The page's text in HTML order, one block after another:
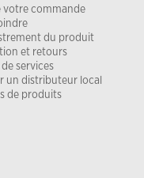
votre commande
du produit
et retours
services
un distributeur local
de produits